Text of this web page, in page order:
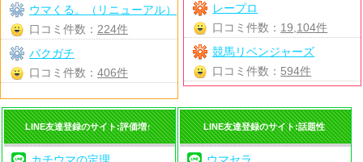
レープロ
口コミ件数： 19,104件
競馬リベンジャーズ
口コミ件数： 594件
ウマくる。（リニューアル）
口コミ件数： 224件
バクガチ
口コミ件数： 406件
LINE友達登録のサイト:評価増↑ LINE友達登録のサイト:話題性